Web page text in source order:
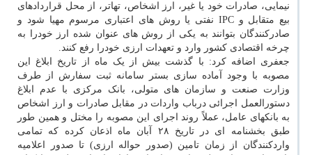
نیمایی، صادرات خود یا غیر، ارز اشخاص، تهاتر، از محل قراردادهای
بیع متقابل و IPC نفتی یا روش های اعتباری مرسوم مهیا شود و
صادرکنندگان بتوانند به یکی از روش های عنوان شده ارز خودرا به
چرخه اقتصادی کشور وارد و تعهدات ارزی خودرا رفع کنند.
جعفری اضافه کرد: با گذشت بیش از یک ماه از تاریخ ابلاغ این
مصوبه با وجود آماده سازی بستر سامانه ثبت سفارش از طرف
وزارت صنعت و سازمان های متولی، بانک مرکزی با عدم ابلاغ
دستورالعمل اجرائی درباب واردات در مقابل صادرات و ارز اشخاص
به بانکهای عامل، عملاً روند اجرای این مصوبه را مختل و همین طور
طبق بخشنامه ای در تاریخ ۲۸ آبان ماه اذعان کرده که تمامی
واردکنندگان از زمان تامین (صدور حواله ارزی) تا صدور اعلامیه